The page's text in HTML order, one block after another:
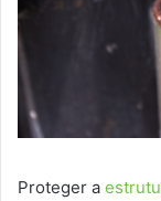
Proteger a